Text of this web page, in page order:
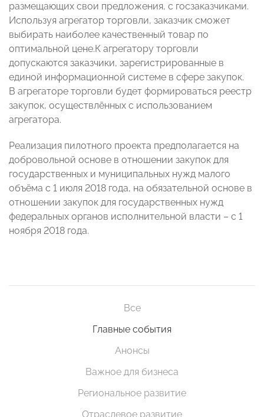
размещающих свои предложения, с госзаказчиками.
Используя агрегатор торговли, заказчик сможет
выбирать наиболее качественный товар по
оптимальной цене.К агрегатору торговли
допускаются заказчики, зарегистрированные в
единой информационной системе в сфере закупок.
В агрегаторе торговли будет формироваться реестр
закупок, осуществлённых с использованием
агрегатора.
Реализация пилотного проекта предполагается на
добровольной основе в отношении закупок для
государственных и муниципальных нужд малого
объёма с 1 июля 2018 года, на обязательной основе в
отношении закупок для государственных нужд
федеральных органов исполнительной власти – с 1
ноября 2018 года.
Все
Главные события
Анонсы
Важное для бизнеса
Региональное развитие
Отраслевое развитие